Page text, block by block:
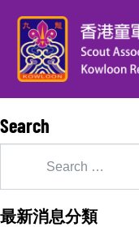
Search
最新消息分類